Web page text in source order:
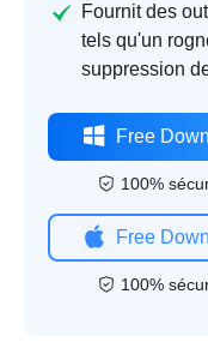
Fournit des
tels qu'un
suppression
Free
100%
Free
100%